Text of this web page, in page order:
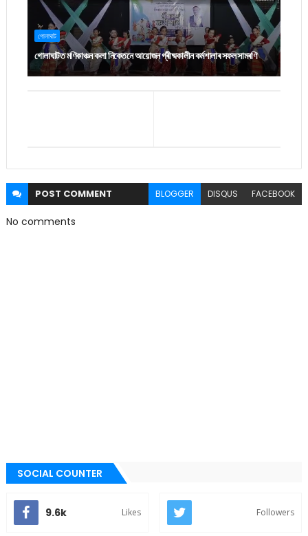
গোলাঘাট
গোলাঘাটত মণিকাঞ্চন কলা নিকেতনে আয়োজন গ্ৰীষ্মকালীন কৰ্মশালাৰ সফল সামৰণি
POST COMMENT BLOGGER DISQUS FACEBOOK
No comments
SOCIAL COUNTER
9.6k Likes Followers